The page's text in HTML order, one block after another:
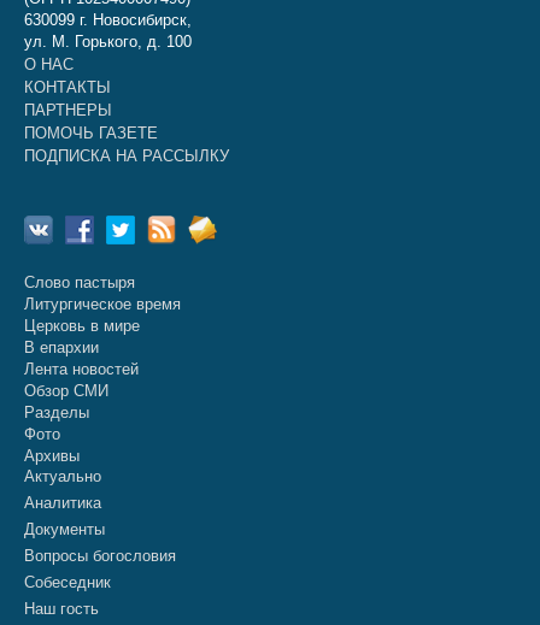
630099 г. Новосибирск,
ул. М. Горького, д. 100
О НАС
КОНТАКТЫ
ПАРТНЕРЫ
ПОМОЧЬ ГАЗЕТЕ
ПОДПИСКА НА РАССЫЛКУ
Слово пастыря
Литургическое время
Церковь в мире
В епархии
Лента новостей
Обзор СМИ
Разделы
Фото
Архивы
Актуально
Аналитика
Документы
Вопросы богословия
Собеседник
Наш гость